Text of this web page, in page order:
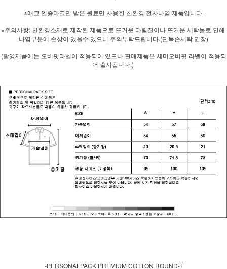
※애코 인증마크만 받은 원료만 사용한 친환경 전사나염 제품입니다.
※주의사항: 친환경소재로 제작된 제품으로 뜨거운 다림질이나 뜨거운 세탁물로 인해
나염부분에 손상이 있을수 있으니 주의부탁드립니다.(단독손세탁 권장)
(촬영제품에는 오버핏라벨이 적용되어 있으나 판매제품은 세미오버핏 라벨이 적용되
어 출시됩니다.)
-PERSONALPACK PREMIUM COTTON ROUND-T